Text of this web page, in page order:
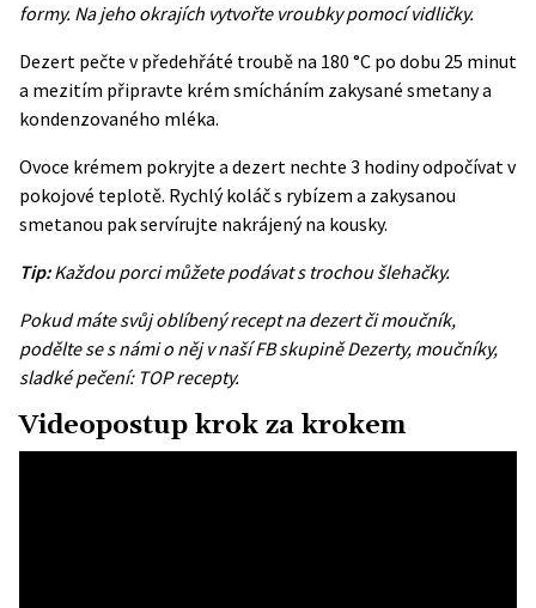
formy. Na jeho okrajích vytvořte vroubky pomocí vidličky.
Dezert pečte v předehřáté troubě na 180 °C po dobu 25 minut
a mezitím připravte krém smícháním zakysané smetany a
kondenzovaného mléka.
Ovoce krémem pokryjte a dezert nechte 3 hodiny odpočívat v
pokojové teplotě. Rychlý koláč s rybízem a zakysanou
smetanou pak servírujte nakrájený na kousky.
Tip:Každou porci můžete podávat s trochou šlehačky.
Pokud máte svůj oblíbený recept na dezert či moučník,
podělte se s námi o něj v naší FB skupiněDezerty, moučníky,
sladké pečení: TOP recepty.
Videopostup krok za krokem